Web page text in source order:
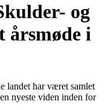
og
i
landet har været samlet
nyeste viden inden for